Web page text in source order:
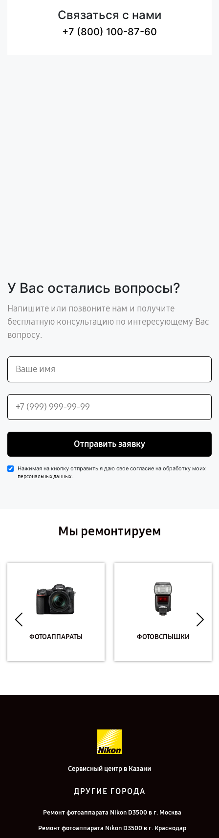
Связаться с нами
+7 (800) 100-87-60
У Вас остались вопросы?
Напишите или позвоните нам и получите
бесплатную консультацию по интересующему Вас
вопросу.
Отправить заявку
Нажимая на кнопку отправить я даю свое согласие на обработку моих
персональных данных.
Мы ремонтируем
ФОТОАППАРАТЫ ФОТОВСПЫШКИ
Сервисный центр в Казани
ДРУГИЕ ГОРОДА
Ремонт фотоаппарата Nikon D3500 в г. Москва
Ремонт фотоаппарата Nikon D3500 в г. Краснодар